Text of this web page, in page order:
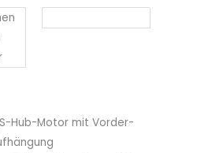
Hub-Motor mit Vorder-